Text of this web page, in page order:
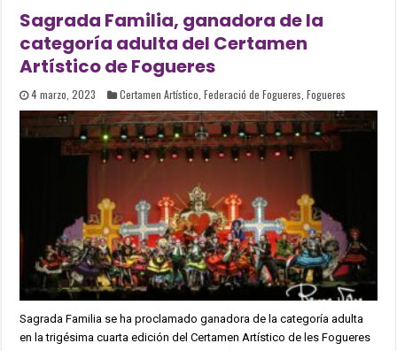
Sagrada Familia, ganadora de la
categoría adulta del Certamen
Artístico de Fogueres
4 marzo, 2023 Certamen Artístico ,Federació de Fogueres ,Fogueres
Sagrada Familia se ha proclamado ganadora de la categoría adulta
en la trigésima cuarta edición del Certamen Artístico de les Fogueres